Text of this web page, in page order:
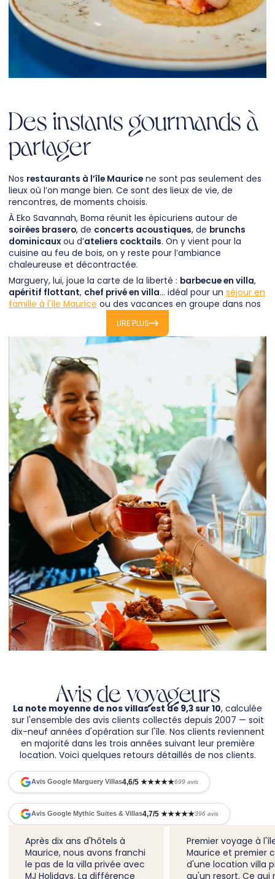
Des instants gourmands à
partager
Nos restaurants à l’île Mauricene sont pas seulement des
lieux où l’on mange bien. Ce sont des lieux de vie, de
rencontres, de moments choisis.
À Eko Savannah, Boma réunit les épicuriens autour de
soirées brasero, de concerts acoustiques, de brunchs
dominicauxou d’ateliers cocktails. On y vient pour la
cuisine au feu de bois, on y reste pour l’ambiance
chaleureuse et décontractée.
Marguery, lui, joue la carte de la liberté : barbecue en villa,
apéritif flottant, chef privé en villa… idéal pour un séjour en
famille à l'île Maurice ou des vacances en groupe dans nos
Chaque animation a un seul objectif : créer du lien, faire
vivre la culture mauricienne, et partager ensemble
bien manger!
LIRE PLUS
Avis de voyageurs
La note moyenne de nos villas est de 9,3 sur 10, calculée
sur l'ensemble des avis clients collectés depuis 2007 — soit
dix-neuf années d'opération sur l'île. Nos clients reviennent
en majorité dans les trois années suivant leur première
location. Voici quelques retours détaillés de nos clients.
Avis Google Marguery Villas4,6/5 ★★★★★699 avis
Avis Google Mythic Suites & Villas4,7/5 ★★★★★396 avis
Après dix ans d'hôtels à
Maurice, nous avons franchi
le pas de la villa privée avec
MJ Holidays. La différence
Premier voyage à
Maurice et premier
d'une location villa
qu'un resort. Ce qui